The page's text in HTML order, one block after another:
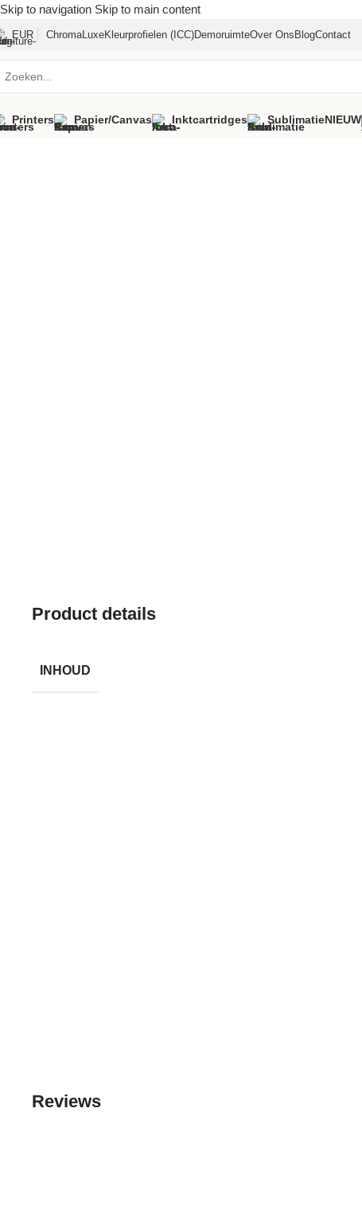
Skip to navigation Skip to main content
EUR ChromaLuxeKleurprofielen (ICC)DemoruimteOver Ons BlogContact
Printers Papier/canvas Inktcartridges SublimatieNIEUW
Home» Assortiment Clearshield vernis Hoogglans 5L
Product details
INHOUD
Reviews